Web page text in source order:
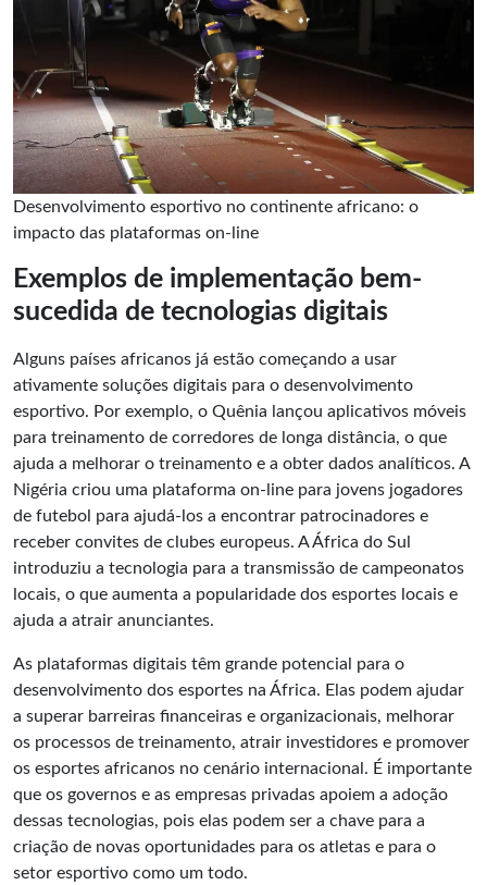
Desenvolvimento esportivo no continente africano: o
impacto das plataformas on-line
Exemplos de implementação bem-
sucedida de tecnologias digitais
Alguns países africanos já estão começando a usar
ativamente soluções digitais para o desenvolvimento
esportivo. Por exemplo, o Quênia lançou aplicativos móveis
para treinamento de corredores de longa distância, o que
ajuda a melhorar o treinamento e a obter dados analíticos. A
Nigéria criou uma plataforma on-line para jovens jogadores
de futebol para ajudá-los a encontrar patrocinadores e
receber convites de clubes europeus. A África do Sul
introduziu a tecnologia para a transmissão de campeonatos
locais, o que aumenta a popularidade dos esportes locais e
ajuda a atrair anunciantes.
As plataformas digitais têm grande potencial para o
desenvolvimento dos esportes na África. Elas podem ajudar
a superar barreiras financeiras e organizacionais, melhorar
os processos de treinamento, atrair investidores e promover
os esportes africanos no cenário internacional. É importante
que os governos e as empresas privadas apoiem a adoção
dessas tecnologias, pois elas podem ser a chave para a
criação de novas oportunidades para os atletas e para o
setor esportivo como um todo.